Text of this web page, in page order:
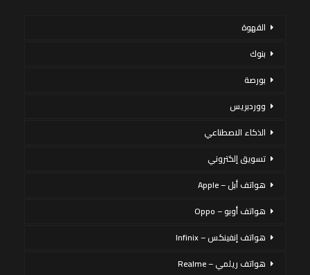
القهوة
بنوك
بورصة
ووردبريس
الذكاء الاصطناعي
تسويق إلكتروني
هواتف أبل – Apple
هواتف أوبو – Oppo
هواتف إنفينكس – Infinix
هواتف ريلمي – Realme